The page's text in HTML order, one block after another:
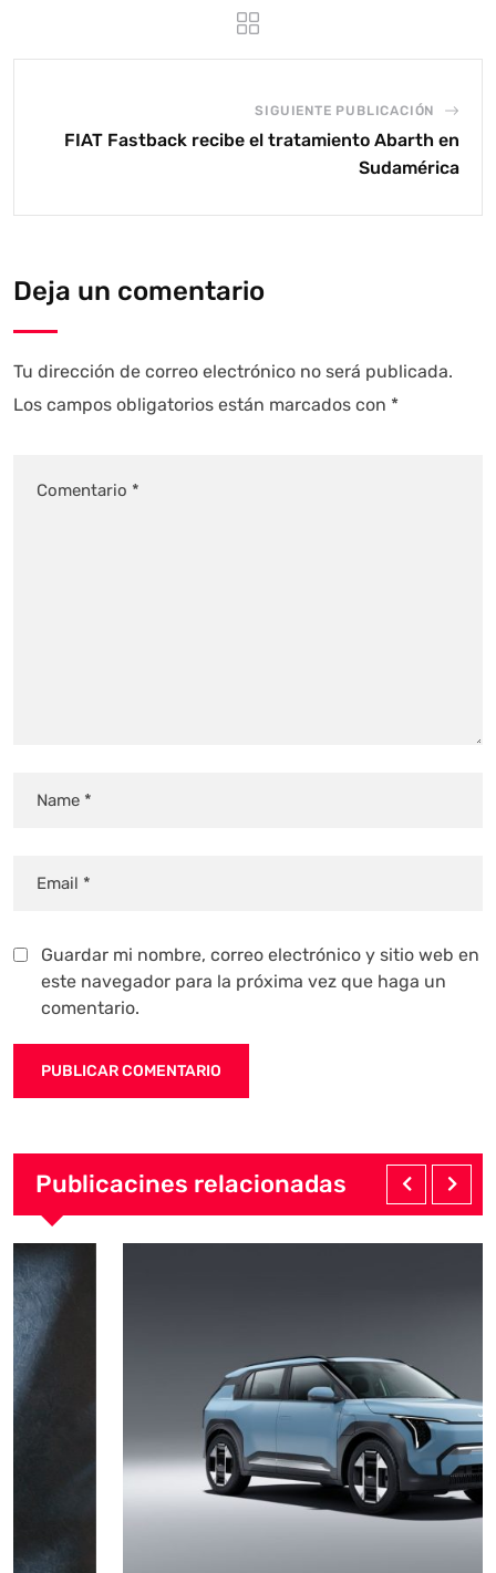
SIGUIENTE PUBLICACIÓN
FIAT Fastback recibe el tratamiento Abarth en
Sudamérica
Deja un comentario
Tu dirección de correo electrónico no será publicada.
Los campos obligatorios están marcados con *
Guardar mi nombre, correo electrónico y sitio web en
este navegador para la próxima vez que haga un
comentario.
Publicacines relacionadas